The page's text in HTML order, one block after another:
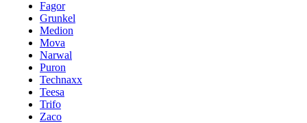
Fagor
Grunkel
Medion
Mova
Narwal
Puron
Technaxx
Teesa
Trifo
Zaco